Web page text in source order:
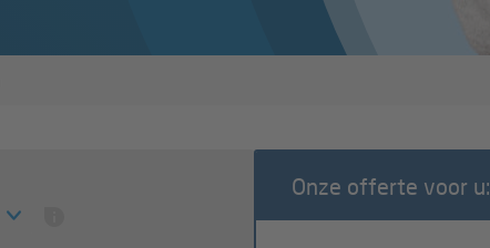
Onze offerte voor u: